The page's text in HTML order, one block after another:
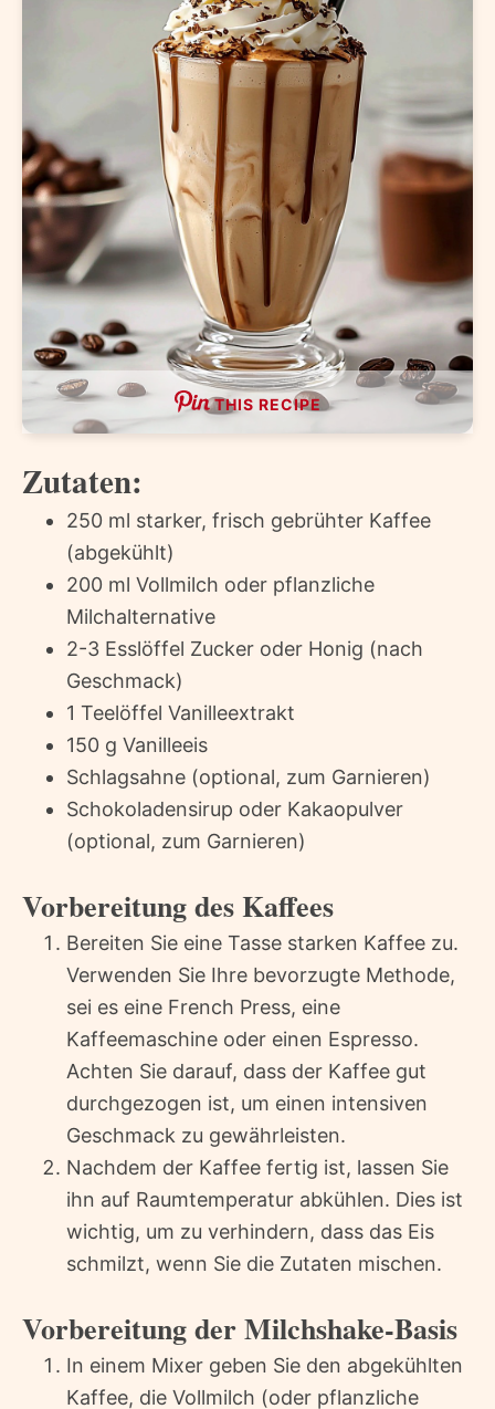
THIS RECIPE
Zutaten:
250 ml starker, frisch gebrühter Kaffee
(abgekühlt)
200 ml Vollmilch oder pflanzliche
Milchalternative
2-3 Esslöffel Zucker oder Honig (nach
Geschmack)
1 Teelöffel Vanilleextrakt
150 g Vanilleeis
Schlagsahne (optional, zum Garnieren)
Schokoladensirup oder Kakaopulver
(optional, zum Garnieren)
Vorbereitung des Kaffees
Bereiten Sie eine Tasse starken Kaffee zu.
Verwenden Sie Ihre bevorzugte Methode,
sei es eine French Press, eine
Kaffeemaschine oder einen Espresso.
Achten Sie darauf, dass der Kaffee gut
durchgezogen ist, um einen intensiven
Geschmack zu gewährleisten.
Nachdem der Kaffee fertig ist, lassen Sie
ihn auf Raumtemperatur abkühlen. Dies ist
wichtig, um zu verhindern, dass das Eis
schmilzt, wenn Sie die Zutaten mischen.
Vorbereitung der Milchshake-Basis
In einem Mixer geben Sie den abgekühlten
Kaffee, die Vollmilch (oder pflanzliche